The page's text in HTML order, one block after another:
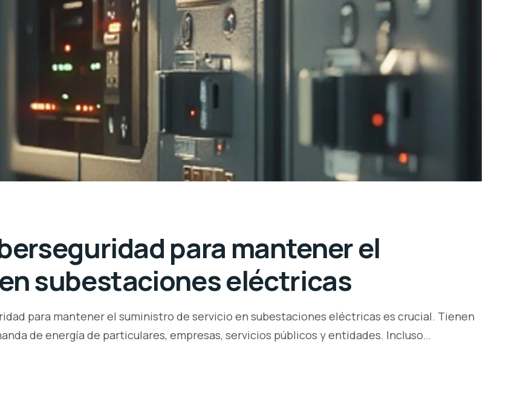
para mantener el
subestaciones eléctricas
para mantener el suministro de servicio en subestaciones eléctricas es crucial. Tienen
de energía de particulares, empresas, servicios públicos y entidades. Incluso…